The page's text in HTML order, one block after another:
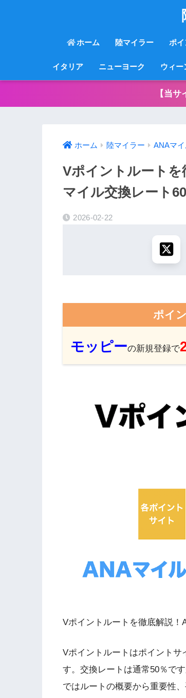
ホーム 陸マイラー ポイ
イタリア ニューヨーク ウィー
【当
ホーム 陸マイラー ANAマ
Vポイントルート
マイル交換レート
2026-02-22
ポイ
モッピーの新規登録で
Vポイントルートを徹底解説！
Vポイントルートはポイント
す。交換レートは通常50％で
ではルートの概要から重要性